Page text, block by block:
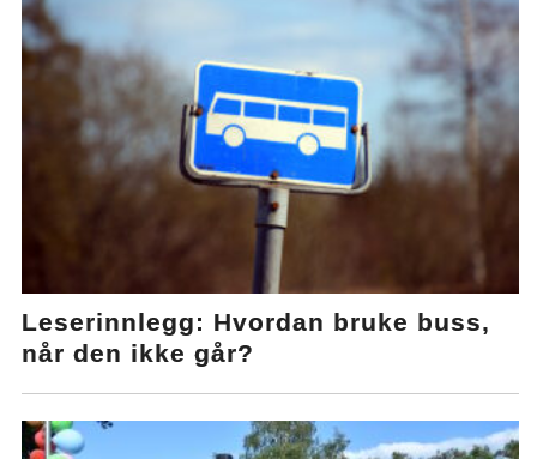
Leserinnlegg: Hvordan bruke buss,
når den ikke går?